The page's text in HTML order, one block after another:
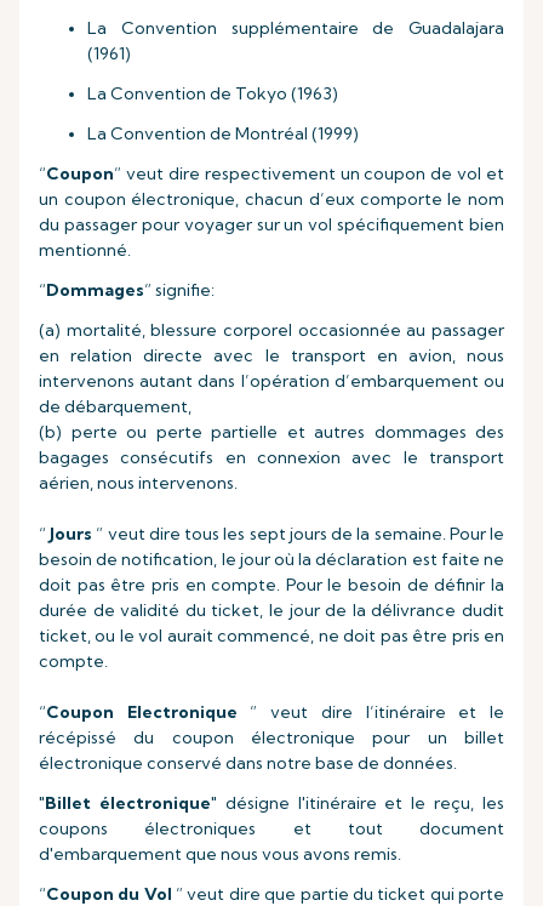
La Convention supplémentaire de Guadalajara
(1961)
La Convention de Tokyo (1963)
La Convention de Montréal (1999)
“Coupon” veut dire respectivement un coupon de vol et
un coupon électronique, chacun d’eux comporte le nom
du passager pour voyager sur un vol spécifiquement bien
mentionné.
“Dommages” signifie:
(a) mortalité, blessure corporel occasionnée au passager
en relation directe avec le transport en avion, nous
intervenons autant dans l’opération d’embarquement ou
de débarquement,
(b) perte ou perte partielle et autres dommages des
bagages consécutifs en connexion avec le transport
aérien, nous intervenons.
“Jours ” veut dire tous les sept jours de la semaine. Pour le
besoin de notification, le jour où la déclaration est faite ne
doit pas être pris en compte. Pour le besoin de définir la
durée de validité du ticket, le jour de la délivrance dudit
ticket, ou le vol aurait commencé, ne doit pas être pris en
compte.
“Coupon Electronique ” veut dire l’itinéraire et le
récépissé du coupon électronique pour un billet
électronique conservé dans notre base de données.
"Billet électronique" désigne l'itinéraire et le reçu, les
coupons électroniques et tout document
d'embarquement que nous vous avons remis.
“Coupon du Vol ” veut dire que partie du ticket qui porte